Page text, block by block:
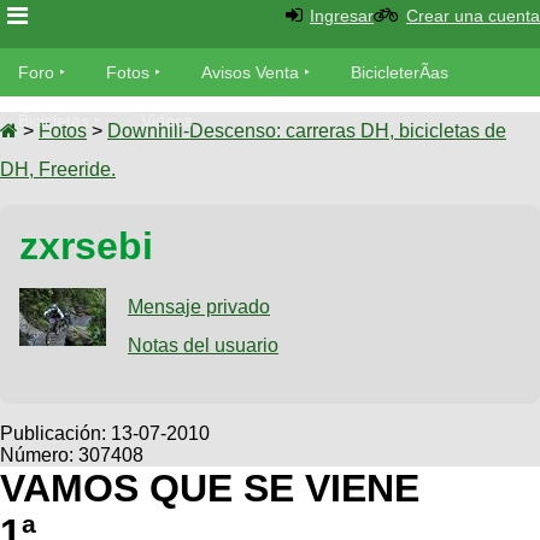
Foro
Foro
TÃ©cnica
Fotos
tu foto
Galeria
XC
Viajes
Descenso
SUBÃ
tu
Buscar
Ultimos
Fotos
BicicleterÃ­
as
Bicicletas
Tandem
Videos
Cicloturismo
Ingresar Crear una cuenta
Foro Fotos Avisos Venta BicicleterÃ­as
Bicicletas Videos
> Fotos > Downhill-Descenso: carreras DH, bicicletas de
DH, Freeride.
zxrsebi
Mensaje privado
Notas del usuario
Publicación: 13-07-2010
Número: 307408
VAMOS QUE SE VIENE